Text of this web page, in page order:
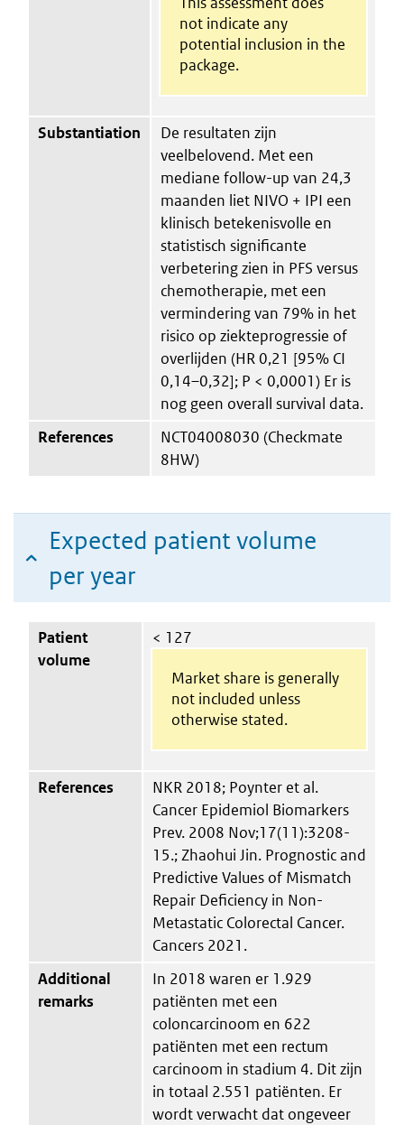
not indicate any
potential inclusion in the
package.
Substantiation
De resultaten zijn
veelbelovend. Met een
mediane follow-up van 24,3
maanden liet NIVO + IPI een
klinisch betekenisvolle en
statistisch significante
verbetering zien in PFS versus
chemotherapie, met een
vermindering van 79% in het
risico op ziekteprogressie of
overlijden (HR 0,21 [95% CI
0,14–0,32]; P < 0,0001) Er is
nog geen overall survival data.
References
NCT04008030 (Checkmate
8HW)
Expected patient volume
per year
Patient
volume
< 127
Market share is generally
not included unless
otherwise stated.
References
NKR 2018; Poynter et al.
Cancer Epidemiol Biomarkers
Prev. 2008 Nov;17(11):3208-
15.; Zhaohui Jin. Prognostic and
Predictive Values of Mismatch
Repair Deficiency in Non-
Metastatic Colorectal Cancer.
Cancers 2021.
Additional
remarks
In 2018 waren er 1.929
patiënten met een
coloncarcinoom en 622
patiënten met een rectum
carcinoom in stadium 4. Dit zijn
in totaal 2.551 patiënten. Er
wordt verwacht dat ongeveer